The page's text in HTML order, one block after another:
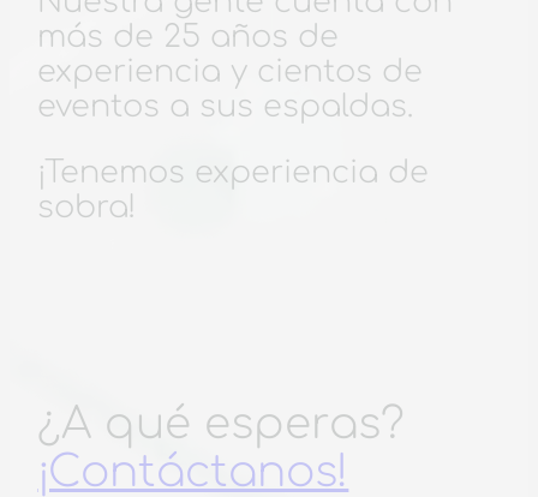
más de 25 años de
experiencia y cientos de
eventos a sus espaldas.
¡Tenemos experiencia de
sobra!
¿A qué esperas?
¡Contáctanos!